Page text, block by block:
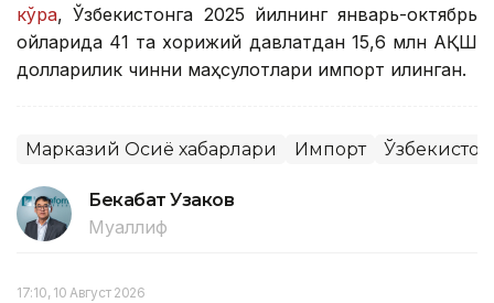
кўра, Ўзбекистонга 2025 йилнинг январь-октябрь
ойларида 41 та хорижий давлатдан 15,6 млн АҚШ
долларилик чинни маҳсулотлари импорт қилинган.
Марказий Осиё хабарлари Импорт Ўзбекистон
Бекабат Узаков
Муаллиф
17:10, 10 Август 2026